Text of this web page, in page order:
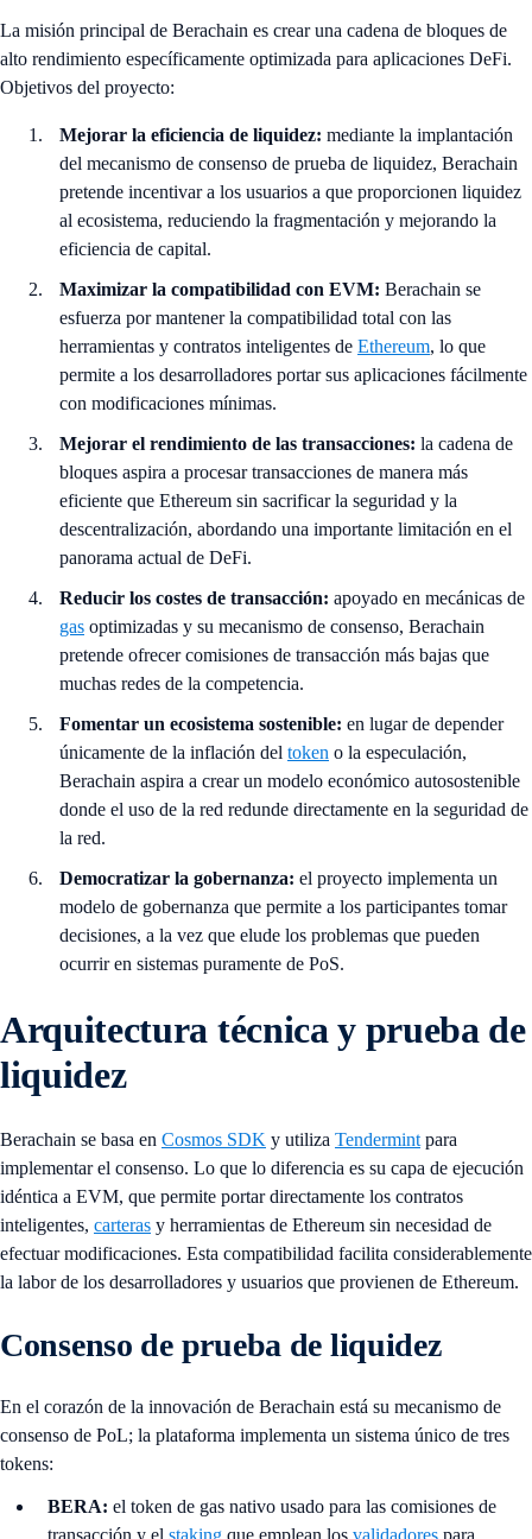
La misión principal de Berachain es crear una cadena de bloques de
alto rendimiento específicamente optimizada para aplicaciones DeFi.
Objetivos del proyecto:
Mejorar la eficiencia de liquidez: mediante la implantación
del mecanismo de consenso de prueba de liquidez, Berachain
pretende incentivar a los usuarios a que proporcionen liquidez
al ecosistema, reduciendo la fragmentación y mejorando la
eficiencia de capital.
Maximizar la compatibilidad con EVM: Berachain se
esfuerza por mantener la compatibilidad total con las
herramientas y contratos inteligentes de Ethereum, lo que
permite a los desarrolladores portar sus aplicaciones fácilmente
con modificaciones mínimas.
Mejorar el rendimiento de las transacciones: la cadena de
bloques aspira a procesar transacciones de manera más
eficiente que Ethereum sin sacrificar la seguridad y la
descentralización, abordando una importante limitación en el
panorama actual de DeFi.
Reducir los costes de transacción: apoyado en mecánicas de
gas optimizadas y su mecanismo de consenso, Berachain
pretende ofrecer comisiones de transacción más bajas que
muchas redes de la competencia.
Fomentar un ecosistema sostenible: en lugar de depender
únicamente de la inflación del token o la especulación,
Berachain aspira a crear un modelo económico autosostenible
donde el uso de la red redunde directamente en la seguridad de
la red.
Democratizar la gobernanza: el proyecto implementa un
modelo de gobernanza que permite a los participantes tomar
decisiones, a la vez que elude los problemas que pueden
ocurrir en sistemas puramente de PoS.
Arquitectura técnica y prueba de
liquidez
Berachain se basa en Cosmos SDK y utiliza Tendermint para
implementar el consenso. Lo que lo diferencia es su capa de ejecución
idéntica a EVM, que permite portar directamente los contratos
inteligentes, carteras y herramientas de Ethereum sin necesidad de
efectuar modificaciones. Esta compatibilidad facilita considerablemente
la labor de los desarrolladores y usuarios que provienen de Ethereum.
Consenso de prueba de liquidez
En el corazón de la innovación de Berachain está su mecanismo de
consenso de PoL; la plataforma implementa un sistema único de tres
tokens:
BERA: el token de gas nativo usado para las comisiones de
transacción y el staking que emplean los validadores para